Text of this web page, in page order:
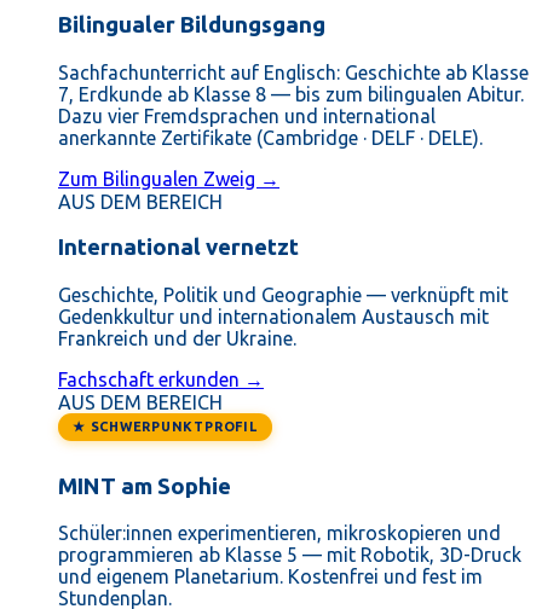
Bilingualer Bildungsgang
Sachfachunterricht auf Englisch: Geschichte ab Klasse
7, Erdkunde ab Klasse 8 — bis zum bilingualen Abitur.
Dazu vier Fremdsprachen und international
anerkannte Zertifikate (Cambridge · DELF · DELE).
Zum Bilingualen Zweig →
AUS DEM BEREICH
International vernetzt
Geschichte, Politik und Geographie — verknüpft mit
Gedenkkultur und internationalem Austausch mit
Frankreich und der Ukraine.
Fachschaft erkunden →
AUS DEM BEREICH
★ SCHWERPUNKTPROFIL
MINT am Sophie
Schüler:innen experimentieren, mikroskopieren und
programmieren ab Klasse 5 — mit Robotik, 3D-Druck
und eigenem Planetarium. Kostenfrei und fest im
Stundenplan.